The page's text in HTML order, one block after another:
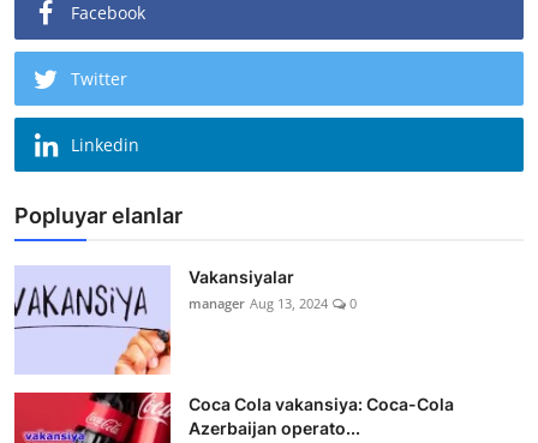
Facebook
Twitter
Linkedin
Popluyar elanlar
Vakansiyalar
manager Aug 13, 2024 0
Coca Cola vakansiya: Coca-Cola
Azerbaijan operato...